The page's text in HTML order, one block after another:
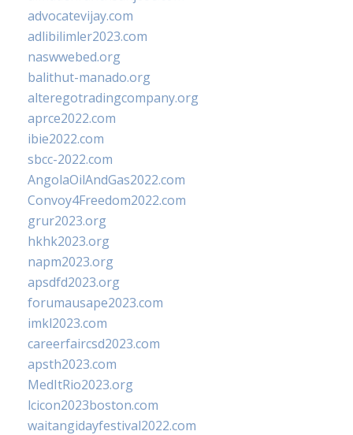
advocatevijay.com
adlibilimler2023.com
naswwebed.org
balithut-manado.org
alteregotradingcompany.org
aprce2022.com
ibie2022.com
sbcc-2022.com
AngolaOilAndGas2022.com
Convoy4Freedom2022.com
grur2023.org
hkhk2023.org
napm2023.org
apsdfd2023.org
forumausape2023.com
imkl2023.com
careerfaircsd2023.com
apsth2023.com
MedItRio2023.org
lcicon2023boston.com
waitangidayfestival2022.com